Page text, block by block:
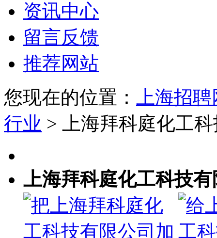
资讯中心
留言反馈
推荐网站
您现在的位置：
上海招
行业 > 上海拜科庭化工
上海拜科庭化工科技